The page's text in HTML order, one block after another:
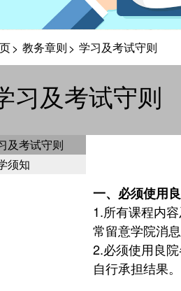
> 教务章则> 学习及考试守则
习及考试守则
及考试守则
须知
一、必须使用
1.所有课程内
常留意学院消
2.必须使用良
自行承担结果。